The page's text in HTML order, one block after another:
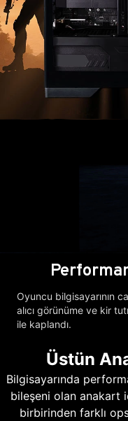
Oyuncu bilgisayarının
alıcı görünüme ve kir
ile kaplandı.
Üstün
Bilgisayarında
bileşeni olan anakart
birbirinden farklı